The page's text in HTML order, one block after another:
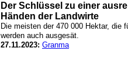
Der Schlüssel zu einer
Händen der Landwirte
Die meisten der 470 000 Hektar, die
werden auch ausgesät.
27.11.2023: Granma